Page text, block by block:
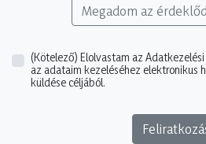
Megadom az
(Kötelező) Elolvastam az
az adataim kezeléséhez elektronikus
küldése céljából.